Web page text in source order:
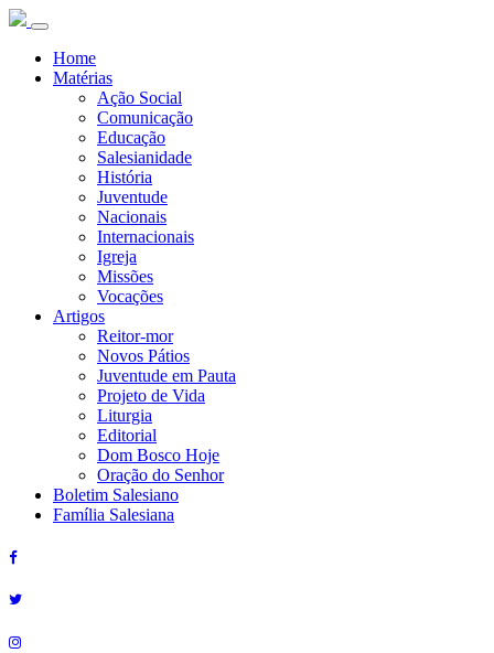
Home
Matérias
Ação Social
Comunicação
Educação
Salesianidade
História
Juventude
Nacionais
Internacionais
Igreja
Missões
Vocações
Artigos
Reitor-mor
Novos Pátios
Juventude em Pauta
Projeto de Vida
Liturgia
Editorial
Dom Bosco Hoje
Oração do Senhor
Boletim Salesiano
Família Salesiana